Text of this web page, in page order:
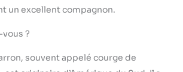
un excellent compagnon.
vous ?
souvent appelé courge de